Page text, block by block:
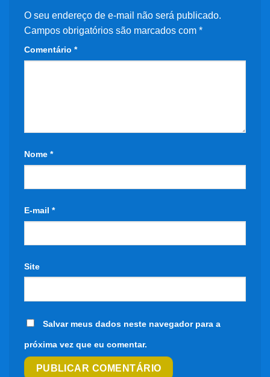
O seu endereço de e-mail não será publicado.
Campos obrigatórios são marcados com *
Comentário *
Nome *
E-mail *
Site
Salvar meus dados neste navegador para a
próxima vez que eu comentar.